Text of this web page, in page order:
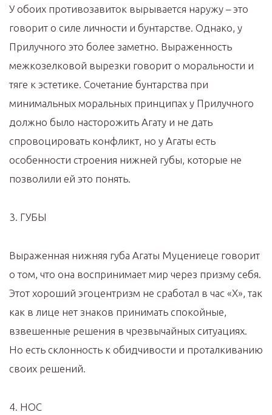
У обоих противозавиток вырывается наружу – это
говорит о силе личности и бунтарстве. Однако, у
Прилучного это более заметно. Выраженность
межкозелковой вырезки говорит о моральности и
тяге к эстетике. Сочетание бунтарства при
минимальных моральных принципах у Прилучного
должно было насторожить Агату и не дать
спровоцировать конфликт, но у Агаты есть
особенности строения нижней губы, которые не
позволили ей это понять.
3. ГУБЫ
Выраженная нижняя губа Агаты Муцениеце говорит
о том, что она воспринимает мир через призму себя.
Этот хороший эгоцентризм не сработал в час «Х», так
как в лице нет знаков принимать спокойные,
взвешенные решения в чрезвычайных ситуациях.
Но есть склонность к обидчивости и проталкиванию
своих решений.
4. НОС